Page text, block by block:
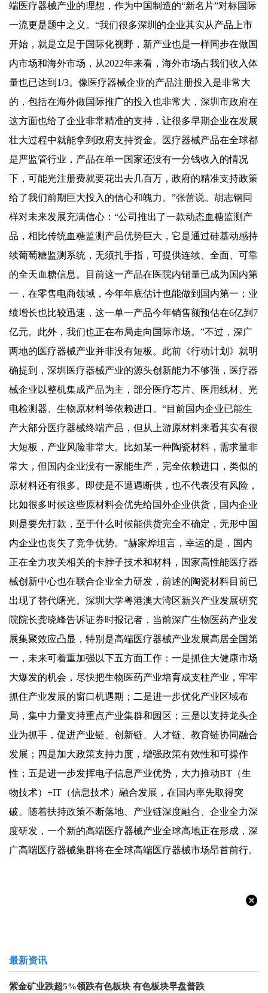
端医疗器械产业的理想，作为中国制造的“新名片”对标国际
一流更是题中之义。“我们很多深圳的企业其实从产品上市
开始，就是立足于国际化视野，新产业也是一样同步在做国
内市场和海外市场，从2022年来看，海外市场占我们收入体
量也已达到1/3。像医疗器械企业的产品注册投入是非常大
的，包括在海外做国际推广的投入也非常大，深圳市政府在
这方面也给了企业非常精准的支持，让很多早期企业在发展
壮大过程中就能拿到政府支持资金。医疗器械产品在全球都
是严监管行业，产品在单一国家还没有一分钱收入的情况
下，可能光注册费就要花出去几百万，政府的精准支持政策
给了我们前期巨大投入的信心和魄力。”张蕾说。胡志钢同
样对未来发展充满信心：“公司推出了一款动态血糖监测产
品，相比传统血糖监测产品优势巨大，它是通过硅基动感持
续葡萄糖监测系统，无须扎手指，可提供连续、全面、可靠
的全天血糖信息。目前这一产品在医院内销量已成为国内第
一，在零售电商领域，今年年底估计也能做到国内第一；业
绩增长也比较迅速，这一单一产品今年销售额预估在6亿到7
亿元。此外，我们也正在布局走向国际市场。”不过，深广
两地的医疗器械产业并非没有短板。此前《行动计划》就明
确提到，深圳医疗器械产业的源头创新能力不够强，医疗器
械企业以整机集成产品为主，部分医疗芯片、医用线材、光
电检测器、生物原材料等依赖进口。“目前国内企业已能生
产大部分医疗器械终端产品，但从上游原材料来看其实有很
大短板，产业风险非常大。比如某一种陶瓷材料，需求量非
常大，但国内企业没有一家能生产，完全依赖进口，类似的
原材料还有很多。即使是不遭遇断供，也不代表没有风险，
比如很多时候这些原材料会优先给国外企业供货，国内企业
则是要先打款，至于什么时候能供货完全不确定，无形中国
内企业也丧失了竞争优势。”赫家烨坦言，幸运的是，国内
正在全力攻关相关的卡脖子技术和材料，国家高性能医疗器
械创新中心也在联合企业全力研发，前述的陶瓷材料目前已
出现了替代曙光。深圳大学粤港澳大湾区新兴产业发展研究
院院长龚晓峰告诉证券时报记者，当前深广生物医药产业发
展集聚效应凸显，特别是高端医疗器械产业发展高居全国第
一，未来可着重加强以下五方面工作：一是抓住大健康市场
大爆发的机会，尽快把生物医药产业培育成支柱产业，牢牢
抓住产业发展的窗口机遇期；二是进一步优化产业区域布
局，集中力量支持重点产业集群和园区；三是以支持龙头企
业为抓手，促进产业链、创新链、人才链、教育链协同融合
发展；四是加大政策支持力度，增强政策有效性和可操作
性；五是进一步发挥电子信息产业优势，大力推动BT（生
物技术）+IT（信息技术）融合发展，在国内率先取得突
破。随着扶持政策不断落地、产业链深度融合、企业全力深
度研发，一个新的高端医疗器械产业全球高地正在形成，深
广高端医疗器械集群将在全球高端医疗器械市场昂首前行。
最新资讯
紫金矿业跌超5%领跌有色板块 有色板块早盘普跌